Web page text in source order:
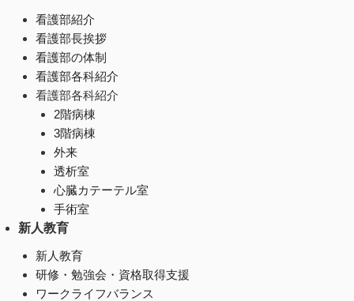
看護部紹介
看護部長挨拶
看護部の体制
看護部各科紹介
看護部各科紹介
2階病棟
3階病棟
外来
透析室
心臓カテーテル室
手術室
新人教育
新人教育
研修・勉強会・資格取得支援
ワークライフバランス